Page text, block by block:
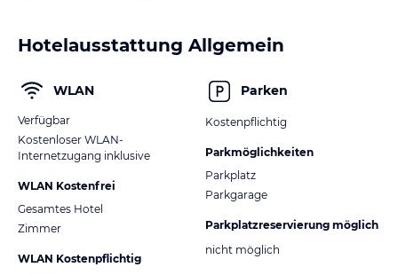
Hotelausstattung Allgemein
WLAN
Verfügbar
Kostenloser WLAN-
Internetzugang inklusive
WLAN Kostenfrei
Gesamtes Hotel
Zimmer
WLAN Kostenpflichtig
Parken
Kostenpflichtig
Parkmöglichkeiten
Parkplatz
Parkgarage
Parkplatzreservierung möglich
nicht möglich